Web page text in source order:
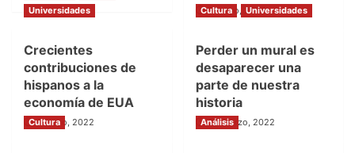
5 mayo, 2022
Universidades
Crecientes
contribuciones de
hispanos a la
economía de EUA
5 mayo, 2022
Cultura Universidades
Perder un mural es
desaparecer una
parte de nuestra
historia
28 marzo, 2022
Cultura Análisis